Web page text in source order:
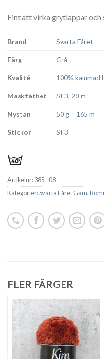
Fint att virka grytlappar och
Brand Svarta Fåret
Färg Grå
Kvalité 100% kammad
Masktäthet St 3, 28 m
Nystan 50 g = 165 m
Stickor St 3
Artikelnr:385 - 08
Kategorier:Svarta Fåret Garn,
FLER FÄRGER